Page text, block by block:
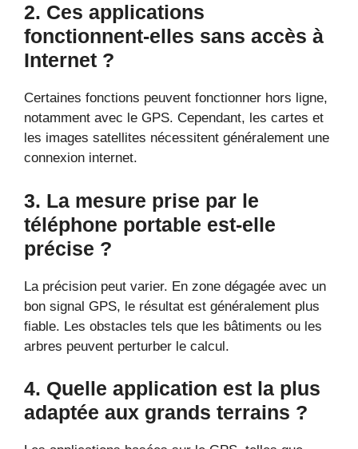
2. Ces applications
fonctionnent-elles sans accès à
Internet ?
Certaines fonctions peuvent fonctionner hors ligne,
notamment avec le GPS. Cependant, les cartes et
les images satellites nécessitent généralement une
connexion internet.
3. La mesure prise par le
téléphone portable est-elle
précise ?
La précision peut varier. En zone dégagée avec un
bon signal GPS, le résultat est généralement plus
fiable. Les obstacles tels que les bâtiments ou les
arbres peuvent perturber le calcul.
4. Quelle application est la plus
adaptée aux grands terrains ?